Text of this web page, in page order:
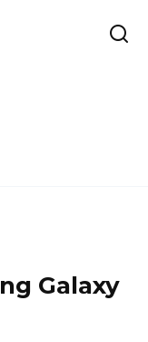
Galaxy